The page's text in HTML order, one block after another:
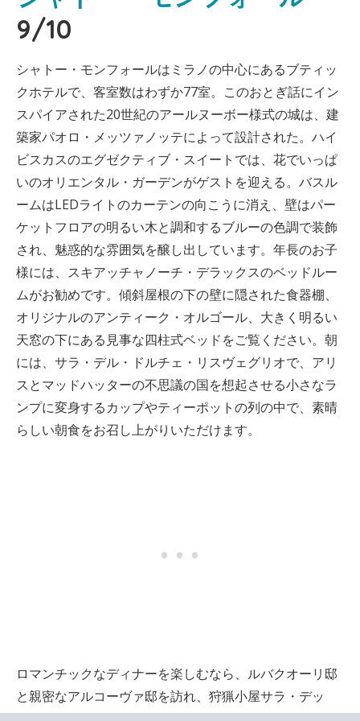
9/10
シャトー・モンフォールはミラノの中心にあるブティッ
クホテルで、客室数はわずか77室。このおとぎ話にイン
スパイアされた20世紀のアールヌーボー様式の城は、建
築家パオロ・メッツァノッテによって設計された。ハイ
ビスカスのエグゼクティブ・スイートでは、花でいっぱ
いのオリエンタル・ガーデンがゲストを迎える。バスル
ームはLEDライトのカーテンの向こうに消え、壁はパー
ケットフロアの明るい木と調和するブルーの色調で装飾
され、魅惑的な雰囲気を醸し出しています。年長のお子
様には、スキアッチャノーチ・デラックスのベッドルー
ムがお勧めです。傾斜屋根の下の壁に隠された食器棚、
オリジナルのアンティーク・オルゴール、大きく明るい
天窓の下にある見事な四柱式ベッドをご覧ください。朝
には、サラ・デル・ドルチェ・リスヴェグリオで、アリ
スとマッドハッターの不思議の国を想起させる小さなラ
ンプに変身するカップやティーポットの列の中で、素晴
らしい朝食をお召し上がりいただけます。
ロマンチックなディナーを楽しむなら、ルバクオーリ邸
と親密なアルコーヴァ邸を訪れ、狩猟小屋サラ・デッ